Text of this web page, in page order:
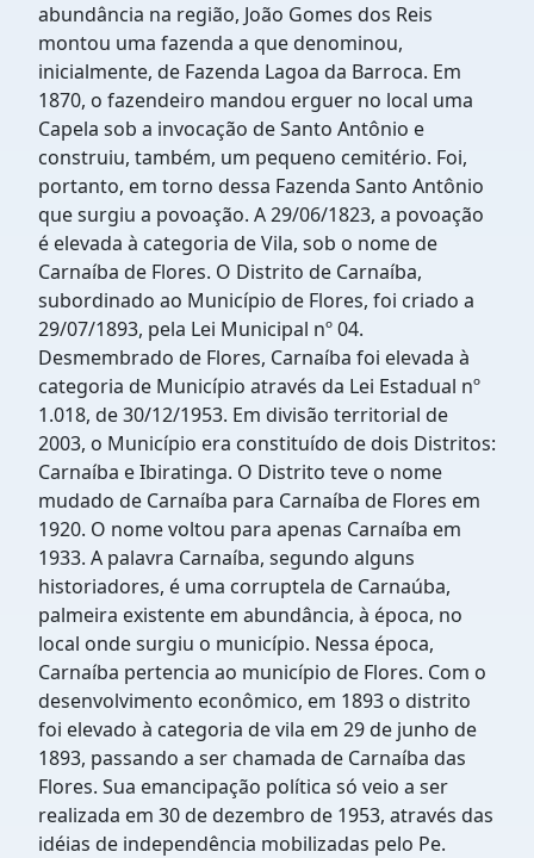
abundância na região, João Gomes dos Reis
montou uma fazenda a que denominou,
inicialmente, de Fazenda Lagoa da Barroca. Em
1870, o fazendeiro mandou erguer no local uma
Capela sob a invocação de Santo Antônio e
construiu, também, um pequeno cemitério. Foi,
portanto, em torno dessa Fazenda Santo Antônio
que surgiu a povoação. A 29/06/1823, a povoação
é elevada à categoria de Vila, sob o nome de
Carnaíba de Flores. O Distrito de Carnaíba,
subordinado ao Município de Flores, foi criado a
29/07/1893, pela Lei Municipal nº 04.
Desmembrado de Flores, Carnaíba foi elevada à
categoria de Município através da Lei Estadual nº
1.018, de 30/12/1953. Em divisão territorial de
2003, o Município era constituído de dois Distritos:
Carnaíba e Ibiratinga. O Distrito teve o nome
mudado de Carnaíba para Carnaíba de Flores em
1920. O nome voltou para apenas Carnaíba em
1933. A palavra Carnaíba, segundo alguns
historiadores, é uma corruptela de Carnaúba,
palmeira existente em abundância, à época, no
local onde surgiu o município. Nessa época,
Carnaíba pertencia ao município de Flores. Com o
desenvolvimento econômico, em 1893 o distrito
foi elevado à categoria de vila em 29 de junho de
1893, passando a ser chamada de Carnaíba das
Flores. Sua emancipação política só veio a ser
realizada em 30 de dezembro de 1953, através das
idéias de independência mobilizadas pelo Pe.